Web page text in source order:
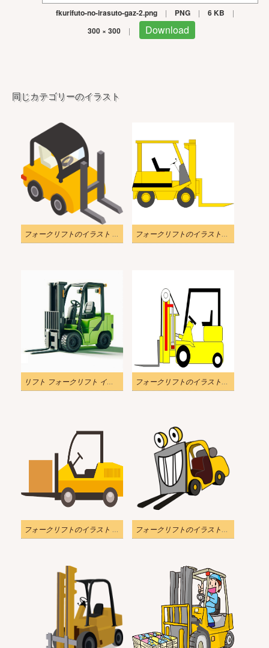
fkurifuto-no-irasuto-gaz-2.png | PNG | 6 KB |
300 × 300 | Download
同じカテゴリーのイラスト
フォークリフトのイラスト 透明な背景 フォークリフトのイラストダウンロード
リフト フォークリフト イラスト 無料 フォークリフトのイラストPng 写真
フォークリフトのイラスト 透明 無料 2 フォークリフトのイラスト漫画